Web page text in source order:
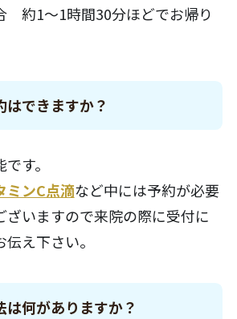
約1〜1時間30分ほどでお帰り
はできますか？
す。
ミンC点滴など中には予約が必要
ざいますので来院の際に受付に
え下さい。
は何がありますか？